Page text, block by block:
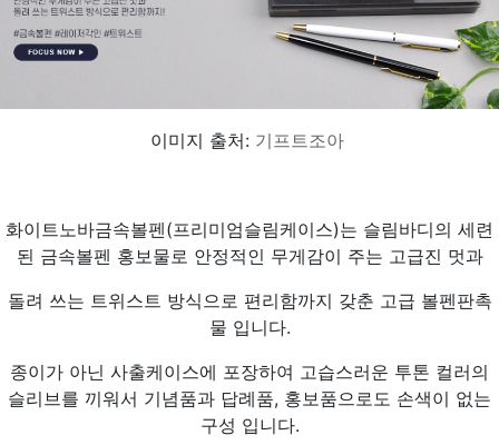
이미지 출처: 기프트조아
화이트노바금속볼펜(프리미엄슬림케이스)는 슬림바디의 세련
된 금속볼펜 홍보물로 안정적인 무게감이 주는 고급진 멋과
돌려 쓰는 트위스트 방식으로 편리함까지 갖춘 고급 볼펜판촉
물 입니다.
종이가 아닌 사출케이스에 포장하여 고습스러운 투톤 컬러의
슬리브를 끼워서 기념품과 답례품, 홍보품으로도 손색이 없는
구성 입니다.